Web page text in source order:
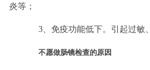
炎等；
3、免疫功能低下。引起过敏
不愿做肠镜检查的原因